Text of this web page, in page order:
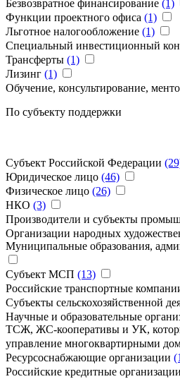
Безвозвратное финансирование (1)
Функции проектного офиса (1)
Льготное налогообложение (1)
Специальный инвестиционный
Трансферты (1)
Лизинг (1)
Обучение, консультирование,
По субъекту поддержки
Субъект Российской Федерации
Юридическое лицо (46)
Физическое лицо (26)
НКО (3)
Производители и субъекты
Организации народных
Муниципальные образования,
Субъект МСП (13)
Российские транспортные
Субъекты сельскохозяйственной
Научные и образовательные
ТCЖ, ЖС-кооперативы и УК,
управление многоквартирными
Ресурсоснабжающие организации
Российские кредитные организации